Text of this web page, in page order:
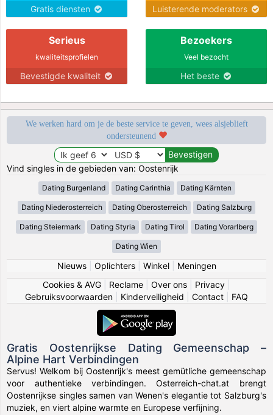
Gratis diensten Luisterende moderators
Serieus
kwaliteitsprofielen
Bevestigde kwaliteit
Bezoekers
Veel bezocht
Het beste
We werken hard om je de beste service te geven, wees alsjeblieft
ondersteunend
Vind singles in de gebieden van: Oostenrijk
Dating Burgenland Dating Carinthia Dating Kärnten
Dating Niederosterreich Dating Oberosterreich Dating Salzburg
Dating Steiermark Dating Styria Dating Tirol Dating Vorarlberg
Dating Wien
Nieuws| Oplichters| Winkel| Meningen
Cookies & AVG
Reclame Over ons Privacy
Gebruiksvoorwaarden
Kinderveiligheid Contact FAQ
Gratis Oostenrijkse Dating Gemeenschap –
Alpine Hart Verbindingen
Servus! Welkom bij Oostenrijk's meest gemütliche gemeenschap
voor authentieke verbindingen. Osterreich-chat.at brengt
Oostenrijkse singles samen van Wenen's elegantie tot Salzburg's
muziek, en viert alpine warmte en Europese verfijning.